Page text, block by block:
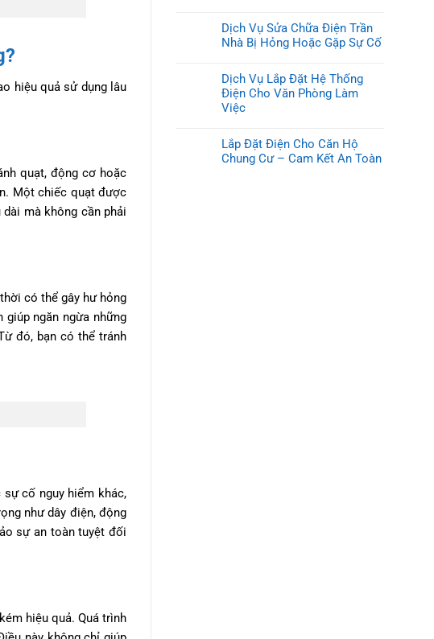
hiệu quả sử dụng lâu
quạt, động cơ hoặc
Một chiếc quạt được
mà không cần phải
có thể gây hư hỏng
ngăn ngừa những
đó, bạn có thể tránh
cố nguy hiểm khác,
như dây điện, động
sự an toàn tuyệt đối
hiệu quả. Quá trình
Dịch Vụ Sửa Chữa Điện Trần
Nhà Bị Hỏng Hoặc Gặp Sự Cố
Dịch Vụ Lắp Đặt Hệ Thống
Điện Cho Văn Phòng Làm
Việc
Lắp Đặt Điện Cho Căn Hộ
Chung Cư – Cam Kết An Toàn